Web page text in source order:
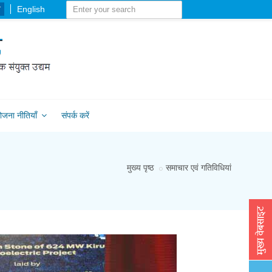
English
नीतियाँ संपर्क करें
मुख्य पृष्ठ समाचार एवं गतिविधियां